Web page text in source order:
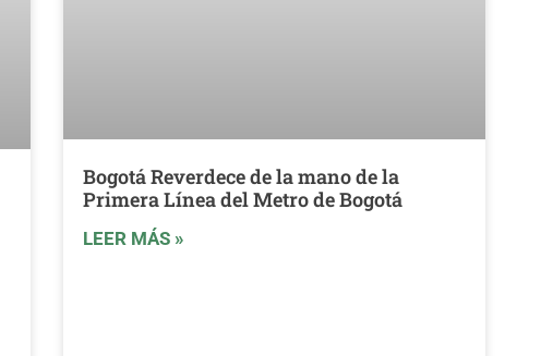
Bogotá Reverdece de la mano de la
Primera Línea del Metro de Bogotá
LEER MÁS »